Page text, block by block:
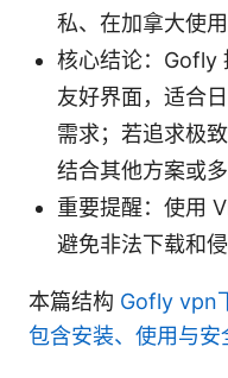
私、在加拿大使
核心结论：Gofly
友好界面，适合
需求；若追求极
结合其他方案或
重要提醒：使用
避免非法下载和
本篇结构 Gofly vpn
包含安装、使用与安